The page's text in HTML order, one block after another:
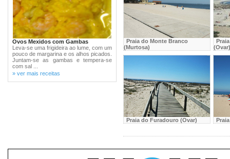
Ovos Mexidos com Gambas
Leva-se uma frigideira ao lume, com um
pouco de margarina e os alhos picados.
Juntam-se as gambas e tempera-se
com sal ...
» ver mais receitas
Praia do Monte Branco
(Murtosa)
(Ovar)
Praia do Furadouro (Ovar)